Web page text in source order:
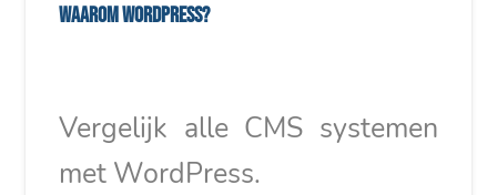
Waarom WordPress?
Vergelijk alle CMS systemen
met WordPress.